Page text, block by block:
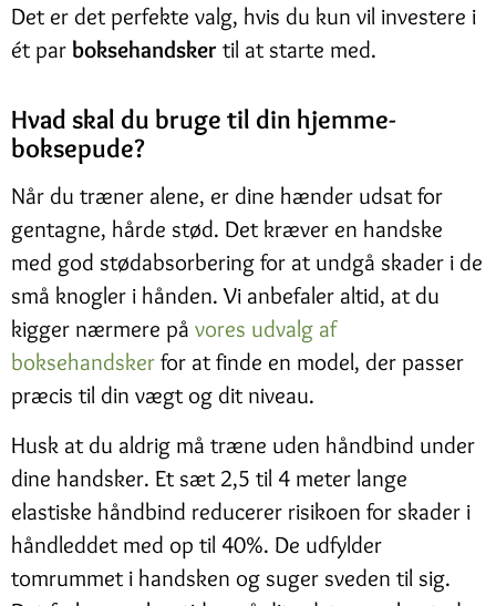
Det er det perfekte valg, hvis du kun vil investere i
ét par boksehandsker til at starte med.
Hvad skal du bruge til din hjemme-
boksepude?
Når du træner alene, er dine hænder udsat for
gentagne, hårde stød. Det kræver en handske
med god stødabsorbering for at undgå skader i de
små knogler i hånden. Vi anbefaler altid, at du
kigger nærmere på vores udvalg af
boksehandsker for at finde en model, der passer
præcis til din vægt og dit niveau.
Husk at du aldrig må træne uden håndbind under
dine handsker. Et sæt 2,5 til 4 meter lange
elastiske håndbind reducerer risikoen for skader i
håndleddet med op til 40%. De udfylder
tomrummet i handsken og suger sveden til sig.